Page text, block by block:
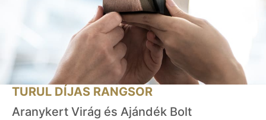
TURUL DÍJAS RANGSOR
Aranykert Virág és Ajándék Bolt